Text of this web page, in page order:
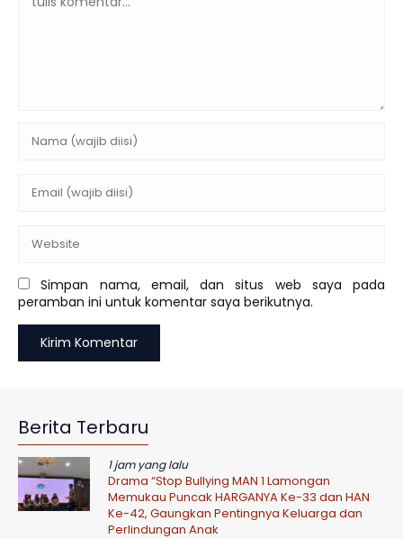
Simpan nama, email, dan situs web saya pada
peramban ini untuk komentar saya berikutnya.
Berita Terbaru
1 jam yang lalu
Drama “Stop Bullying MAN 1 Lamongan
Memukau Puncak HARGANYA Ke-33 dan HAN
Ke-42, Gaungkan Pentingnya Keluarga dan
Perlindungan Anak